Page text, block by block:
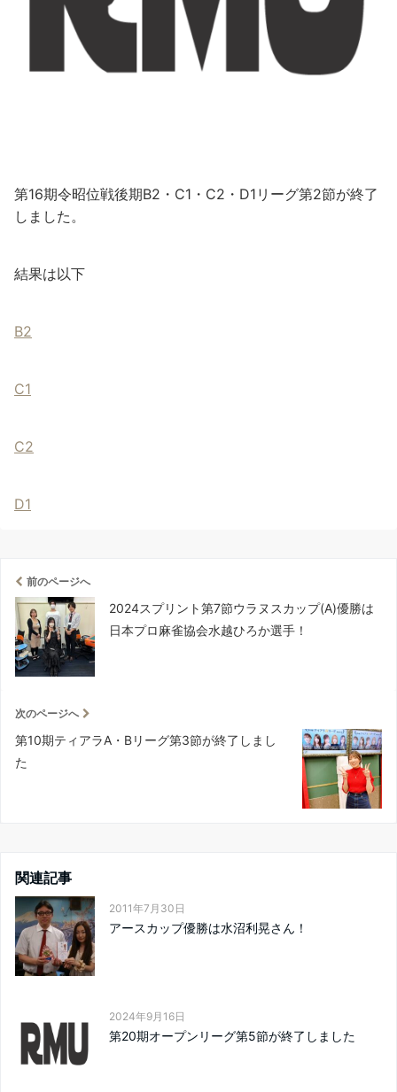
第16期令昭位戦後期B2・C1・C2・D1リーグ第2節が終了
しました。
結果は以下
B2
C1
C2
D1
前のページへ
2024スプリント第7節ウラヌスカップ(A)優勝は
日本プロ麻雀協会水越ひろか選手！
次のページへ
第10期ティアラA・Bリーグ第3節が終了しまし
た
関連記事
2011年7月30日
アースカップ優勝は水沼利晃さん！
2024年9月16日
第20期オープンリーグ第5節が終了しました